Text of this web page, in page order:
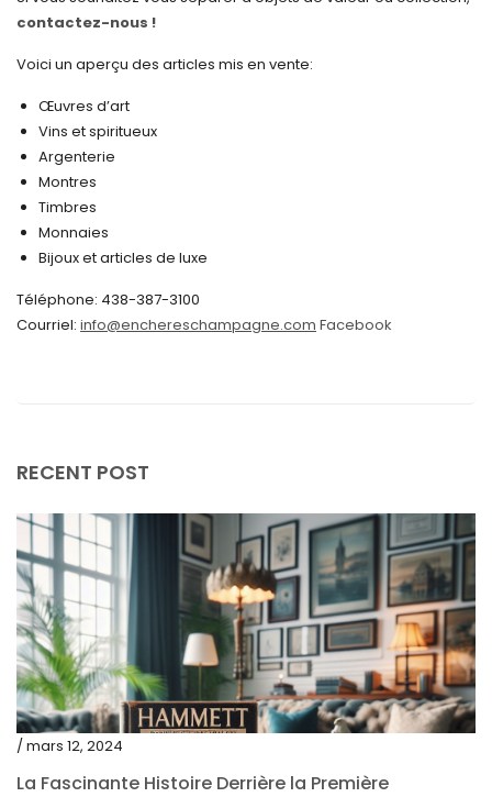
décembre 2024
novembre 2024
octobre 2024
septembre 2024
août 2024
mai 2024
avril 2024
octobre 2023
septembre 2023
août 2023
juillet 2023
juin 2023
mai 2023
avril 2023
contactez-nous !
Voici un aperçu des articles mis en vente:
Œuvres d’art
Vins et spiritueux
Argenterie
Montres
Timbres
Monnaies
Bijoux et articles de luxe
Téléphone: 438-387-3100
Courriel: info@enchereschampagne.com Facebook
RECENT POST
/ mars 12, 2024
La Fascinante Histoire Derrière la Première